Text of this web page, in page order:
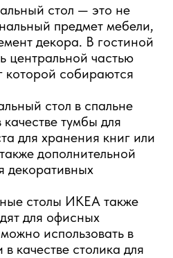
стол — это не
предмет мебели,
декора. В гостиной
центральной частью
которой собираются
стол в спальне
тумбы для
для хранения книг или
дополнительной
декоративных
столы ИКЕА также
для офисных
использовать в
качестве столика для